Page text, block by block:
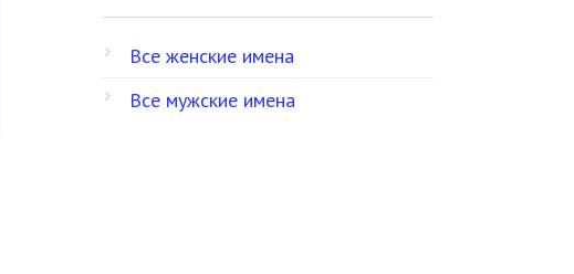
Все женские имена
Все мужские имена